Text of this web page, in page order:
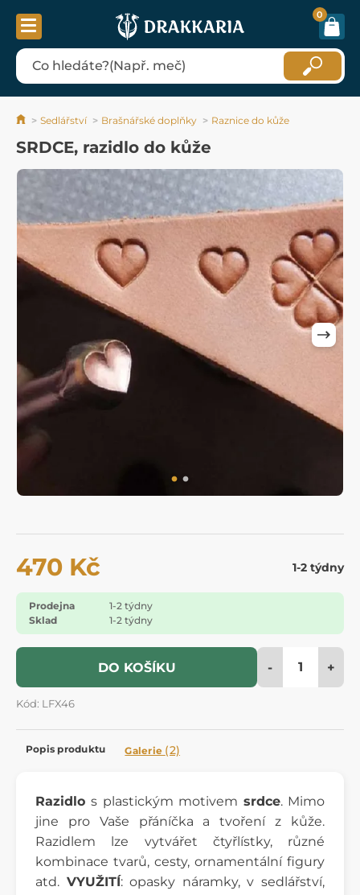
0
Sedlářství Brašnářské doplňky Raznice do kůže
SRDCE, razidlo do kůže
470 Kč 1-2 týdny
Prodejna
1-2 týdny
Sklad
1-2 týdny
DO KOŠÍKU - +
Kód: LFX46
Popis produktu Galerie (2)
Razidlos plastickým motivem srdce. Mimo
jine pro Vaše přáníčka a tvoření z kůže.
Razidlem lze vytvářet čtyřlístky, různé
kombinace tvarů, cesty, ornamentální figury
atd. VYUŽITÍ: opasky náramky, v sedlářství,